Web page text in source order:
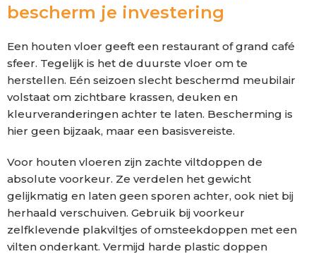
bescherm je investering
Een houten vloer geeft een restaurant of grand café
sfeer. Tegelijk is het de duurste vloer om te
herstellen. Eén seizoen slecht beschermd meubilair
volstaat om zichtbare krassen, deuken en
kleurveranderingen achter te laten. Bescherming is
hier geen bijzaak, maar een basisvereiste.
Voor houten vloeren zijn zachte viltdoppen de
absolute voorkeur. Ze verdelen het gewicht
gelijkmatig en laten geen sporen achter, ook niet bij
herhaald verschuiven. Gebruik bij voorkeur
zelfklevende plakviltjes of omsteekdoppen met een
vilten onderkant. Vermijd harde plastic doppen